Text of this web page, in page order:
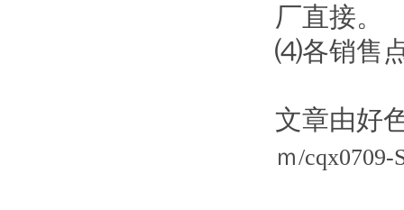
厂直接。
⑷各销售点
文章由好
ｍ/cqx0709-